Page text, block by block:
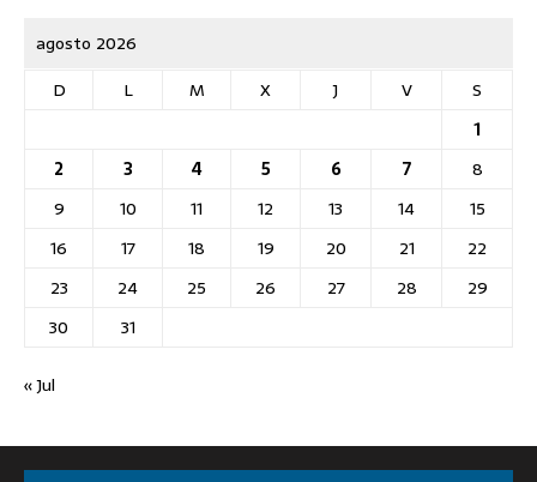
agosto 2026
D
L M X J V
S
1
2
3 4 5 6 7
8
9
10 11 12 13 14
15
16
17 18 19 20 21
22
23
24 25 26 27 28
29
30
31
« Jul